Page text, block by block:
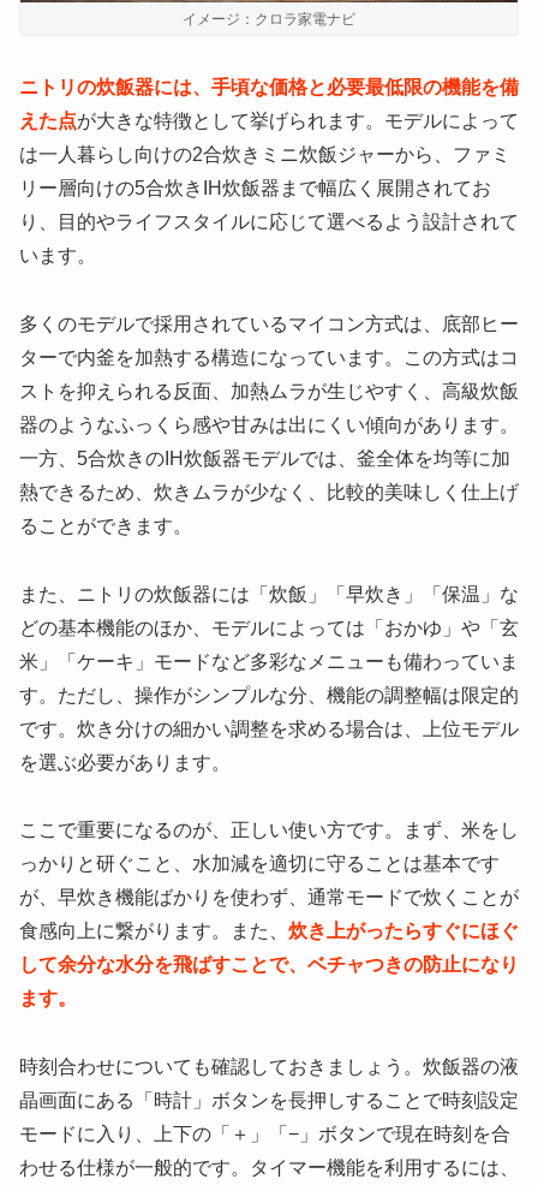
イメージ：クロラ家電ナビ
ニトリの炊飯器には、手頃な価格と必要最低限の機能を備
えた点が大きな特徴として挙げられます。モデルによって
は一人暮らし向けの2合炊きミニ炊飯ジャーから、ファミ
リー層向けの5合炊きIH炊飯器まで幅広く展開されてお
り、目的やライフスタイルに応じて選べるよう設計されて
います。
多くのモデルで採用されているマイコン方式は、底部ヒー
ターで内釜を加熱する構造になっています。この方式はコ
ストを抑えられる反面、加熱ムラが生じやすく、高級炊飯
器のようなふっくら感や甘みは出にくい傾向があります。
一方、5合炊きのIH炊飯器モデルでは、釜全体を均等に加
熱できるため、炊きムラが少なく、比較的美味しく仕上げ
ることができます。
また、ニトリの炊飯器には「炊飯」「早炊き」「保温」な
どの基本機能のほか、モデルによっては「おかゆ」や「玄
米」「ケーキ」モードなど多彩なメニューも備わっていま
す。ただし、操作がシンプルな分、機能の調整幅は限定的
です。炊き分けの細かい調整を求める場合は、上位モデル
を選ぶ必要があります。
ここで重要になるのが、正しい使い方です。まず、米をし
っかりと研ぐこと、水加減を適切に守ることは基本です
が、早炊き機能ばかりを使わず、通常モードで炊くことが
食感向上に繋がります。また、 炊き上がったらすぐにほぐ
して余分な水分を飛ばすことで、ベチャつきの防止になり
ます。
時刻合わせについても確認しておきましょう。炊飯器の液
晶画面にある「時計」ボタンを長押しすることで時刻設定
モードに入り、上下の「＋」「−」ボタンで現在時刻を合
わせる仕様が一般的です。タイマー機能を利用するには、